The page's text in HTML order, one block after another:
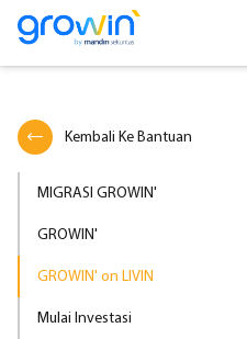
Kembali Ke Bantuan
MIGRASI GROWIN'
GROWIN'
GROWIN' on LIVIN
Mulai Investasi